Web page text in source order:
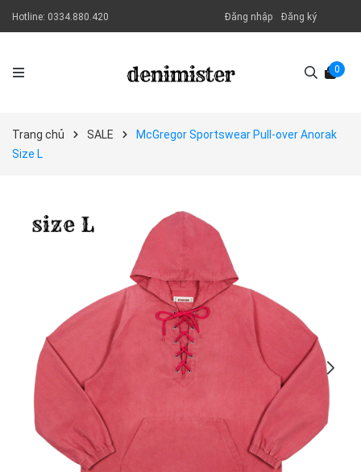
Hotline: 0334.880.420 Đăng nhập Đăng ký
0
Trang chủ SALE
McGregor Sportswear Pull-over Anorak
Size L